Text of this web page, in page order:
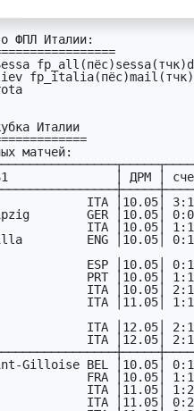
│ ДPМ │
ITA │10.05│
GER │10.05│
ITA │10.05│
ENG │10.05│
ESP │10.05│
PRT │10.05│
ITA │10.05│
ITA │11.05│ 1:1
ITA │12.05│
ITA │12.05│
Gilloise BEL │10.05│
FRA │10.05│
ITA │11.05│
ITA │11.05│